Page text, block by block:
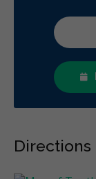
Directions